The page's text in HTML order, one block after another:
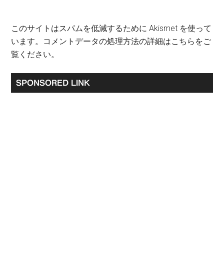
このサイトはスパムを低減するために Akismet を使って
います。 コメントデータの処理方法の詳細はこちらをご
覧ください。
最
SPONSORED LINK